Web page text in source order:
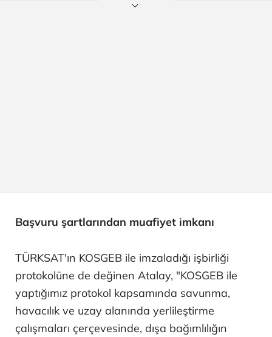
Başvuru şartlarından muafiyet imkanı
TÜRKSAT'ın KOSGEB ile imzaladığı işbirliği
protokolüne de değinen Atalay, "KOSGEB ile
yaptığımız protokol kapsamında savunma,
havacılık ve uzay alanında yerlileştirme
çalışmaları çerçevesinde, dışa bağımlılığın